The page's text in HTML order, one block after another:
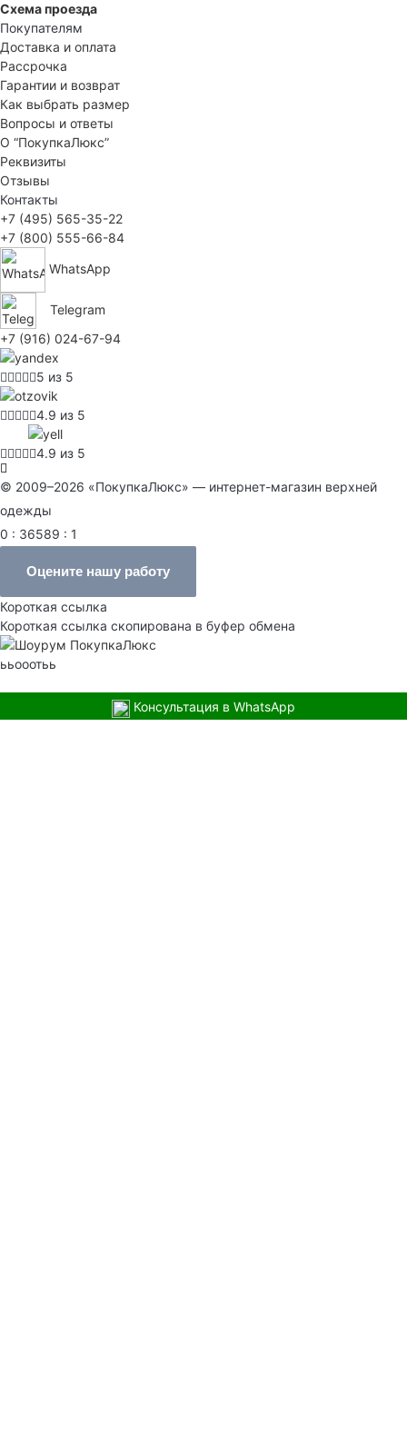
Схема проезда
Покупателям
Доставка и оплата
Рассрочка
Гарантии и возврат
Как выбрать размер
Вопросы и ответы
О “ПокупкаЛюкс”
Реквизиты
Отзывы
Контакты
+7 (495) 565-35-22
+7 (800) 555-66-84
WhatsApp
Telegram
+7 (916) 024-67-94
5 из 5
4.9 из 5
4.9 из 5
© 2009–2026 «ПокупкаЛюкс» — интернет-магазин верхней
одежды
0 : 36589 : 1
Оцените нашу работу
Короткая ссылка
Короткая ссылка скопирована в буфер обмена
ььооотьь
Консультация в WhatsApp